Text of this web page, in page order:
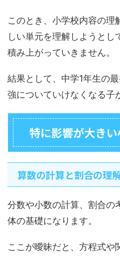
このとき、小学校内容の理
しい単元を理解しようとし
積み上がっていきません。
結果として、中学1年生の
強についていけなくなる子
特に影響が大き
算数の計算と割合の理
分数や小数の計算、割合の
体の基礎になります。
ここが曖昧だと、方程式や